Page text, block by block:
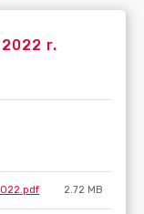
r.
2.72 MB